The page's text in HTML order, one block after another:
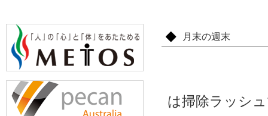
月末の週末
は掃除ラッシ